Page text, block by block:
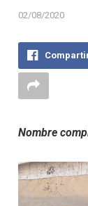
02/08/2020
Nombre